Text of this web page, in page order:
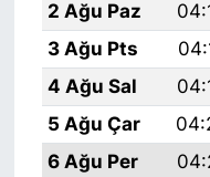
2 Ağu Paz
3 Ağu Pts
4 Ağu Sal
5 Ağu Çar
6 Ağu Per